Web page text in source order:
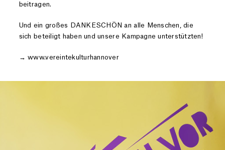
beitragen.
Und ein großes DANKESCHÖN an alle Menschen, die
sich beteiligt haben und unsere Kampagne unterstützten!
→www.vereintekulturhannover